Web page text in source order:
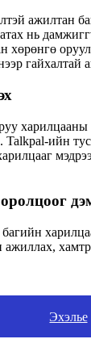
ажилтан
нь
хөрөнгө
гайхалтай
харилцааны
Talkpal-ийн
багийн
ажиллах,
Эхэлье